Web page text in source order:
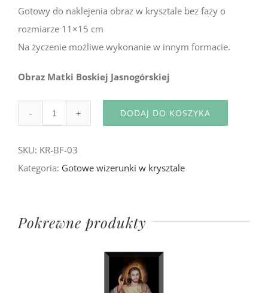
Gotowy do naklejenia obraz w krysztale bez fazy o
rozmiarze 11×15 cm
Na życzenie możliwe wykonanie w innym formacie.
Obraz Matki Boskiej Jasnogórskiej
DODAJ DO KOSZYKA
SKU: KR-BF-03
Kategoria: Gotowe wizerunki w krysztale
Pokrewne produkty